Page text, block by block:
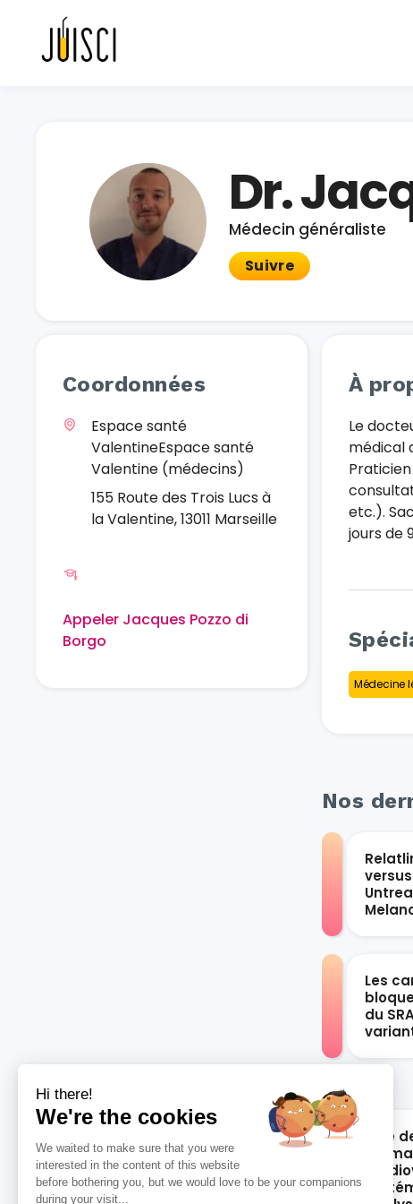
Dr.
Médecin généraliste
Suivre
Coordonnées
Espace santé
ValentineEspace santé
Valentine (médecins)
155 Route des Trois Lucs à
la Valentine, 13011 Marseille
Appeler Jacques Pozzo di
Borgo
À
Le
médical
etc.).
jours de
Médecine
Nos
Les
du
Rôle
les
Hi there!
We're the cookies
We waited to make sure that you were
interested in the content of this website
before bothering you, but we would love to be your companions
during your visit...